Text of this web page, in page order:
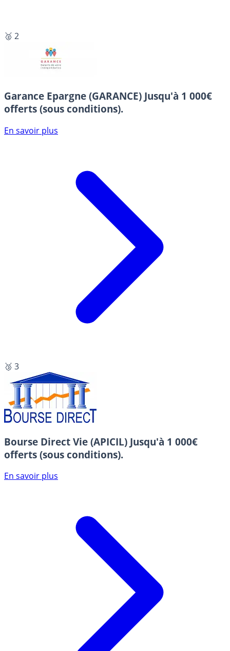
🥈 2
Garance Epargne (GARANCE) Jusqu'à 1 000€
offerts (sous conditions).
En savoir plus
🥉 3
Bourse Direct Vie (APICIL) Jusqu'à 1 000€
offerts (sous conditions).
En savoir plus